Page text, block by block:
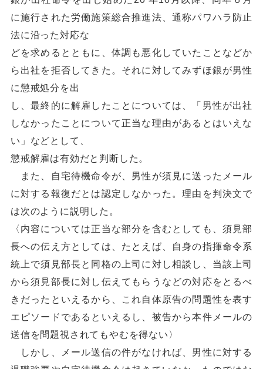
に施行された労働施策総合推進法、通称パワハラ防止
法に沿った対応な
どを求めるとともに、体調も悪化していたことなどか
ら出社を拒否してきた。それに対してみずほ銀が男性
に懲戒処分を出
し、最終的に解雇したことについては、「男性が出社
しなかったことについて正当な理由があるとはいえな
い」などとして、
懲戒解雇は有効だと判断した。
また、自宅待機命令が、男性が須見に送ったメール
に対する報復だとは認定しなかった。理由を判決文で
は次のように説明した。
〈内容については正当な部分を含むとしても、須見部
長への伝え方としては、たとえば、自身の指揮命令系
統上で須見部長と同格の上司に対し相談し、当該上司
から須見部長に対し伝えてもらうなどの対応をとるべ
きだったといえるから、これ自体原告の問題性を表す
エピソードであるといえるし、被告から本件メールの
送信を問題視されてもやむを得ない〉
しかし、メール送信の件がなければ、男性に対する